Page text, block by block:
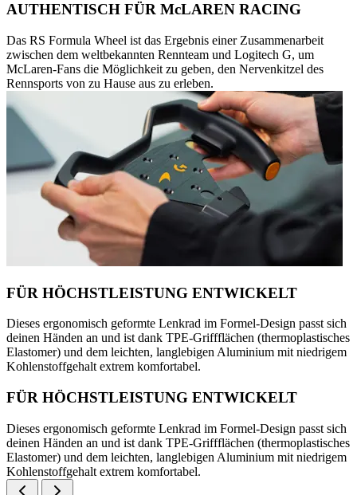
AUTHENTISCH FÜR McLAREN RACING
Das RS Formula Wheel ist das Ergebnis einer Zusammenarbeit
zwischen dem weltbekannten Rennteam und Logitech G, um
McLaren-Fans die Möglichkeit zu geben, den Nervenkitzel des
Rennsports von zu Hause aus zu erleben.
FÜR HÖCHSTLEISTUNG ENTWICKELT
Dieses ergonomisch geformte Lenkrad im Formel-Design passt sich
deinen Händen an und ist dank TPE-Griffflächen (thermoplastisches
Elastomer) und dem leichten, langlebigen Aluminium mit niedrigem
Kohlenstoffgehalt extrem komfortabel.
FÜR HÖCHSTLEISTUNG ENTWICKELT
Dieses ergonomisch geformte Lenkrad im Formel-Design passt sich
deinen Händen an und ist dank TPE-Griffflächen (thermoplastisches
Elastomer) und dem leichten, langlebigen Aluminium mit niedrigem
Kohlenstoffgehalt extrem komfortabel.